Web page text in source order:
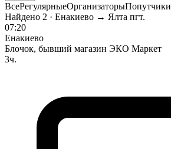
ВсеРегулярныеОрганизаторыПопутчики
Найдено 2 · Енакиево → Ялта пгт.
07:20
Енакиево
Блочок, бывший магазин ЭКО Маркет
3ч.